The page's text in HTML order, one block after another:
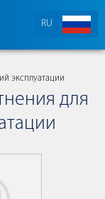
RU
эксплуатации
для